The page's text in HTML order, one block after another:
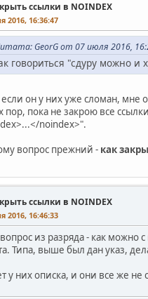
ссылки в NOINDEX
2016, 16:36:47
GeorG от 07 июля 2016,
говориться "сдуру можно и
он у них уже сломан, мне
пор, пока не закрою все
noindex>".
вопрос прежний - как
ссылки в NOINDEX
2016, 16:46:33
из разряда - как можно
Типа, выше был дан указ,
у них описка, и они все же не